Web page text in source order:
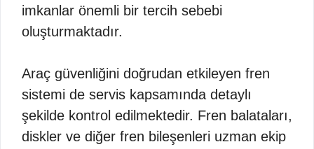
imkanlar önemli bir tercih sebebi
oluşturmaktadır.
Araç güvenliğini doğrudan etkileyen fren
sistemi de servis kapsamında detaylı
şekilde kontrol edilmektedir. Fren balataları,
diskler ve diğer fren bileşenleri uzman ekip